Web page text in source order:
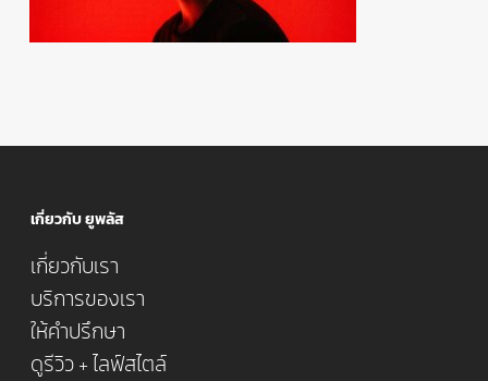
เกี่ยวกับ ยูพลัส
เกี่ยวกับเรา
บริการของเรา
ให้คำปรึกษา
ดูรีวิว + ไลฟ์สไตล์